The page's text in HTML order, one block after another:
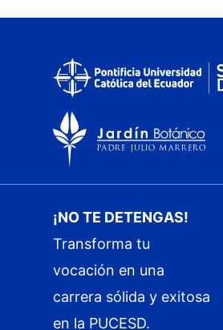
¡NO TE DETENGAS!
Transforma tu
vocación en una
carrera sólida y exitosa
en la PUCESD.